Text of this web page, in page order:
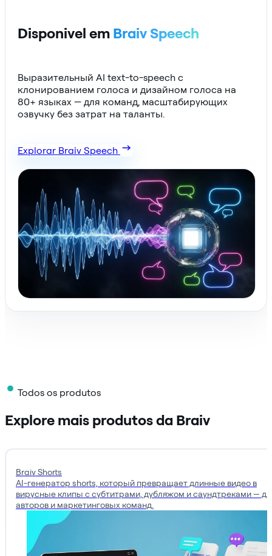
Disponivel em Braiv Speech
Выразительный AI text-to-speech с
клонированием голоса и дизайном голоса на
80+ языках — для команд, масштабирующих
озвучку без затрат на таланты.
Explorar Braiv Speech
Todos os produtos
Explore mais produtos da Braiv
Braiv Shorts
AI-генератор shorts, который превращает длинные видео в
вирусные клипы с субтитрами, дубляжом и саундтреками —
авторов и маркетинговых команд.